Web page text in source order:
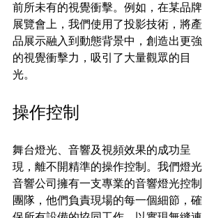
前所未有的視覺衝擊。例如，在某品牌
展覽會上，我們使用了投影技術，將產
品展示融入到動態背景中，創造出更強
的視覺衝擊力，吸引了大量觀眾的目
光。
操作控制
​舞台燈光、音響及視頻效果的成功呈
現，離不開精準的操作控制。我們燈光
音響公司擁有一支專業的音響燈光控制
團隊，他們負責現場的每一個細節，確